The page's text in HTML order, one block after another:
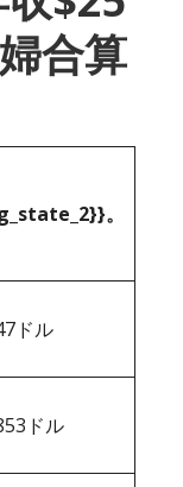
合算
。
ドル
ドル